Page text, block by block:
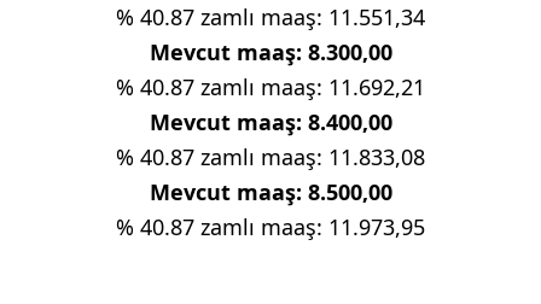
% 40.87 zamlı maaş: 11.551,34
Mevcut maaş: 8.300,00
% 40.87 zamlı maaş: 11.692,21
Mevcut maaş: 8.400,00
% 40.87 zamlı maaş: 11.833,08
Mevcut maaş: 8.500,00
% 40.87 zamlı maaş: 11.973,95